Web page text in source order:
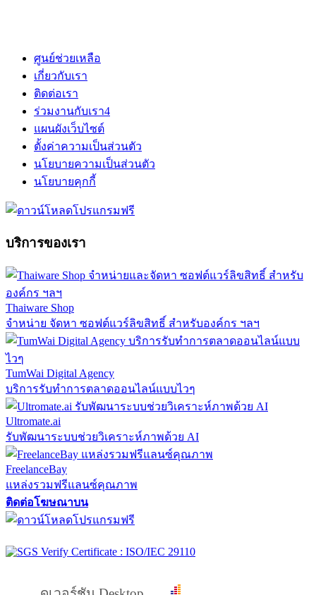
ศูนย์ช่วยเหลือ
เกี่ยวกับเรา
ติดต่อเรา
ร่วมงานกับเรา4
แผนผังเว็บไซต์
ตั้งค่าความเป็นส่วนตัว
นโยบายความเป็นส่วนตัว
นโยบายคุกกี้
บริการของเรา
Thaiware Shop
จำหน่าย จัดหา ซอฟต์แวร์ลิขสิทธิ์ สำหรับองค์กร ฯลฯ
TumWai Digital Agency
บริการรับทำการตลาดออนไลน์แบบไวๆ
Ultromate.ai
รับพัฒนาระบบช่วยวิเคราะห์ภาพด้วย AI
FreelanceBay
แหล่งรวมฟรีแลนซ์คุณภาพ
ติดต่อโฆษณาบน